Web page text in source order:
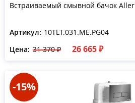
Встраиваемый смывной бачок Aller
Артикул: 10TLT.031.ME.PG04
Цена: 31 370 ₽ 26 665 ₽
-15%